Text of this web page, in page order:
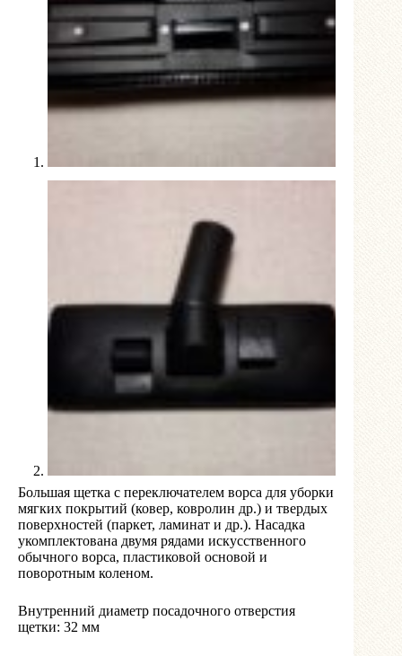
Большая щетка с переключателем ворса для уборки
мягких покрытий (ковер, ковролин др.) и твердых
поверхностей (паркет, ламинат и др.). Насадка
укомплектована двумя рядами искусственного
обычного ворса, пластиковой основой и
поворотным коленом.
Внутренний диаметр посадочного отверстия
щетки: 32 мм